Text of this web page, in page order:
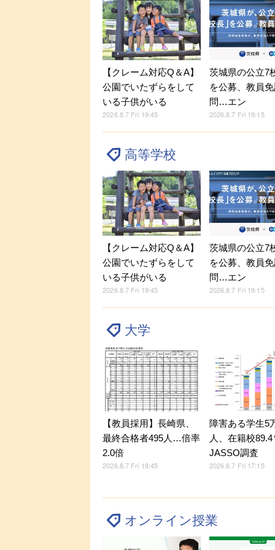
【クレーム対応Q＆A】
公園でいたずらをして
いる子供がいる
2026.8.7 Fri 19:45
茨城県の公立7
を公募、教員
問…エン
2026.8.7 Fri 19:15
高等学校
【クレーム対応Q＆A】
公園でいたずらをして
いる子供がいる
2026.8.7 Fri 19:45
茨城県の公立7
を公募、教員
問…エン
2026.8.7 Fri 19:15
大学
【教員採用】長崎県、
最終合格者495人…倍率
2.0倍
2026.8.7 Fri 18:45
障害ある学生5
人、在籍校
JASSO調査
2026.8.7 Fri 17:15
オンライン授業